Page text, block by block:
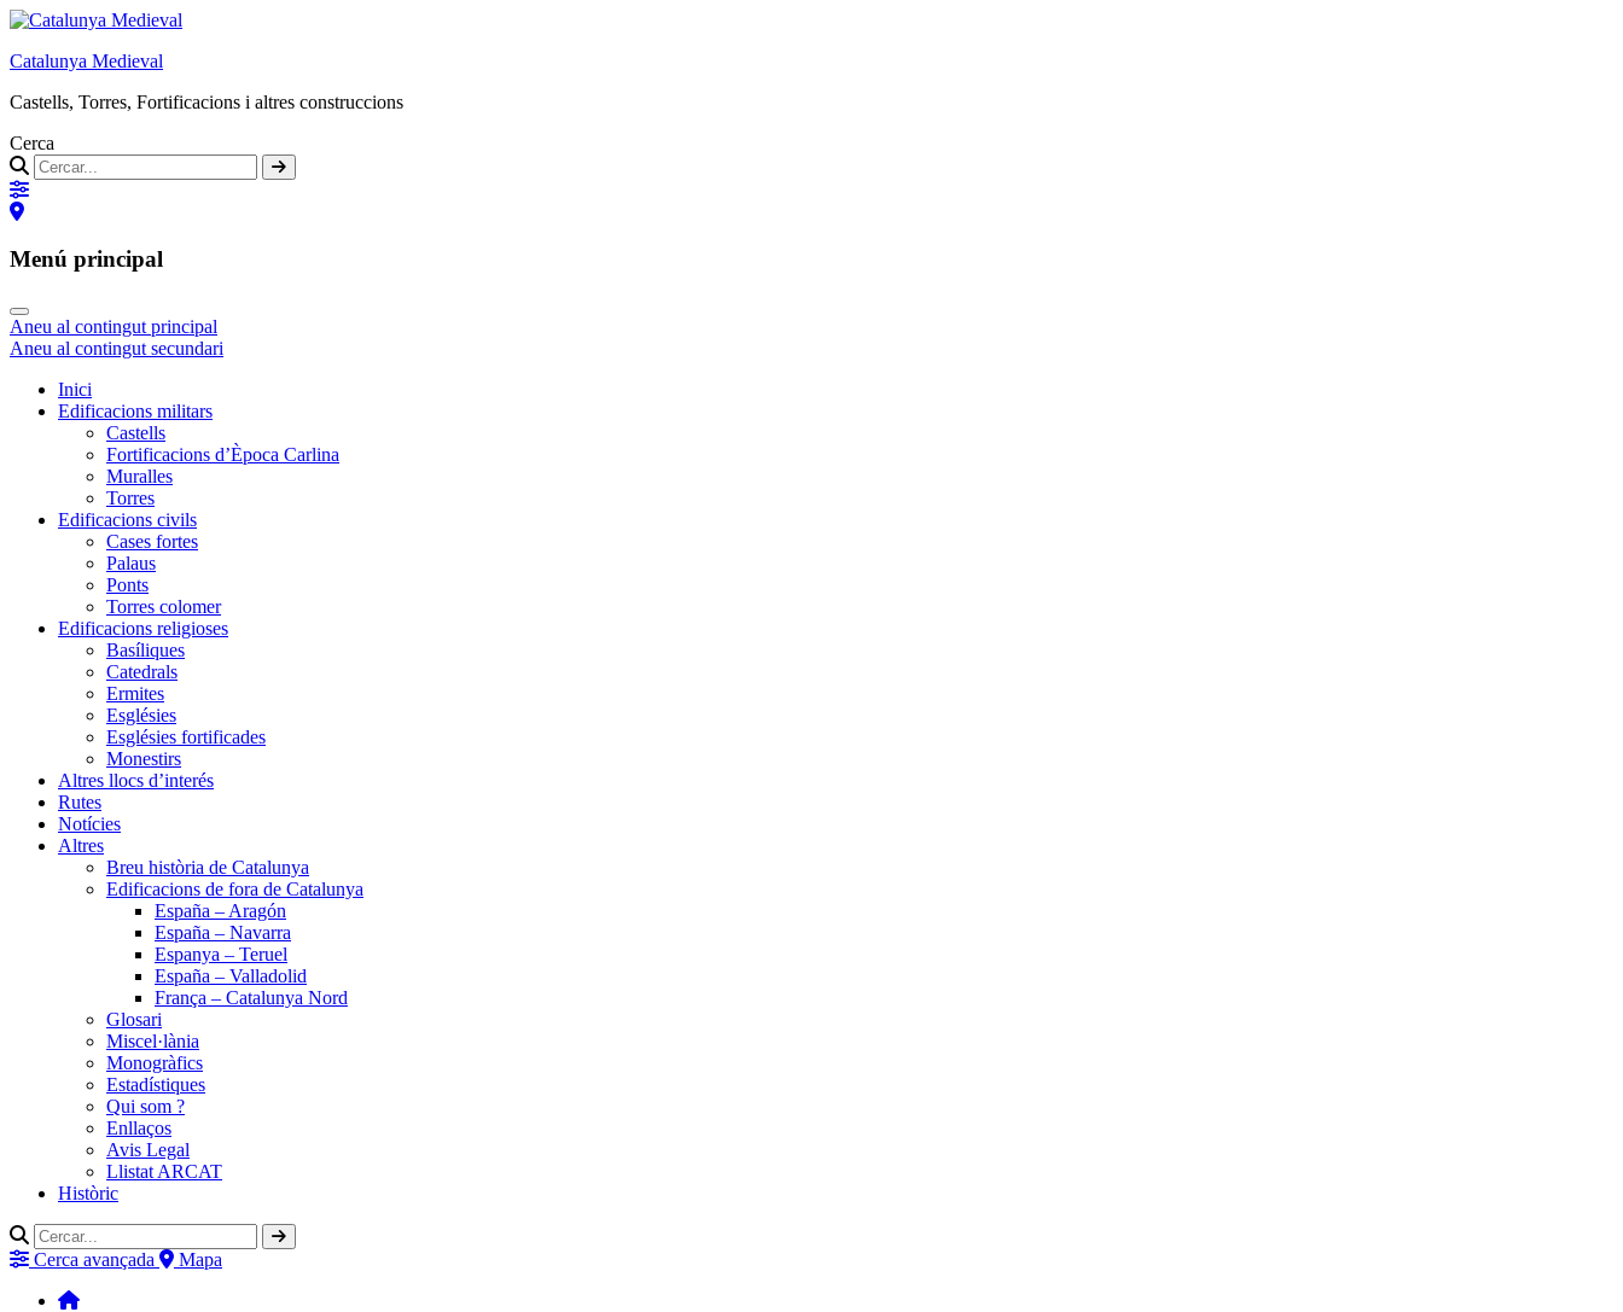
Catalunya Medieval
Castells, Torres, Fortificacions i altres construccions
Cerca
Menú principal
Aneu al contingut principal
Aneu al contingut secundari
Inici
Edificacions militars
Castells
Fortificacions d’Època Carlina
Muralles
Torres
Edificacions civils
Cases fortes
Palaus
Ponts
Torres colomer
Edificacions religioses
Basíliques
Catedrals
Ermites
Esglésies
Esglésies fortificades
Monestirs
Altres llocs d’interés
Rutes
Notícies
Altres
Breu història de Catalunya
Edificacions de fora de Catalunya
España – Aragón
España – Navarra
Espanya – Teruel
España – Valladolid
França – Catalunya Nord
Glosari
Miscel·lània
Monogràfics
Estadístiques
Qui som ?
Enllaços
Avis Legal
Llistat ARCAT
Històric
Cerca avançada Mapa